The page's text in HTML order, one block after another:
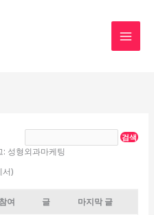
: 성형외과마케팅
서)
참여 글 마지막 글